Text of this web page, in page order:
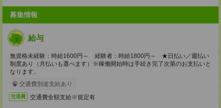
募集情報
給与
無資格未経験：時給1600円～ 経験者：時給1800円～ ★日払い／週払い
制度あり（月払いも選べます）※稼働開始時は手続き完了次第のお支払いと
なります。
交通費別途支給あり
交通費 交通費全額支給※規定有